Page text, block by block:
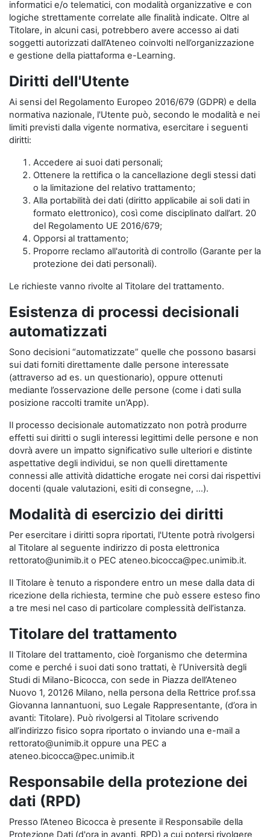
informatici e/o telematici, con modalità organizzative e con
logiche strettamente correlate alle finalità indicate. Oltre al
Titolare, in alcuni casi, potrebbero avere accesso ai dati
soggetti autorizzati dall’Ateneo coinvolti nell’organizzazione
e gestione della piattaforma e-Learning.
Diritti dell'Utente
Ai sensi del Regolamento Europeo 2016/679 (GDPR) e della
normativa nazionale, l'Utente può, secondo le modalità e nei
limiti previsti dalla vigente normativa, esercitare i seguenti
diritti:
Accedere ai suoi dati personali;
Ottenere la rettifica o la cancellazione degli stessi dati
o la limitazione del relativo trattamento;
Alla portabilità dei dati (diritto applicabile ai soli dati in
formato elettronico), così come disciplinato dall’art. 20
del Regolamento UE 2016/679;
Opporsi al trattamento;
Proporre reclamo all'autorità di controllo (Garante per la
protezione dei dati personali).
Le richieste vanno rivolte al Titolare del trattamento.
Esistenza di processi decisionali
automatizzati
Sono decisioni “automatizzate” quelle che possono basarsi
sui dati forniti direttamente dalle persone interessate
(attraverso ad es. un questionario), oppure ottenuti
mediante l’osservazione delle persone (come i dati sulla
posizione raccolti tramite un’App).
Il processo decisionale automatizzato non potrà produrre
effetti sui diritti o sugli interessi legittimi delle persone e non
dovrà avere un impatto significativo sulle ulteriori e distinte
aspettative degli individui, se non quelli direttamente
connessi alle attività didattiche erogate nei corsi dai rispettivi
docenti (quale valutazioni, esiti di consegne, …).
Modalità di esercizio dei diritti
Per esercitare i diritti sopra riportati, l'Utente potrà rivolgersi
al Titolare al seguente indirizzo di posta elettronica
rettorato@unimib.it o PEC ateneo.bicocca@pec.unimib.it.
Il Titolare è tenuto a rispondere entro un mese dalla data di
ricezione della richiesta, termine che può essere esteso fino
a tre mesi nel caso di particolare complessità dell’istanza.
Titolare del trattamento
Il Titolare del trattamento, cioè l’organismo che determina
come e perché i suoi dati sono trattati, è l’Università degli
Studi di Milano-Bicocca, con sede in Piazza dell’Ateneo
Nuovo 1, 20126 Milano, nella persona della Rettrice prof.ssa
Giovanna Iannantuoni, suo Legale Rappresentante, (d’ora in
avanti: Titolare). Può rivolgersi al Titolare scrivendo
all’indirizzo fisico sopra riportato o inviando una e-mail a
rettorato@unimib.it oppure una PEC a
ateneo.bicocca@pec.unimib.it
Responsabile della protezione dei
dati (RPD)
Presso l’Ateneo Bicocca è presente il Responsabile della
Protezione Dati (d'ora in avanti, RPD) a cui potersi rivolgere